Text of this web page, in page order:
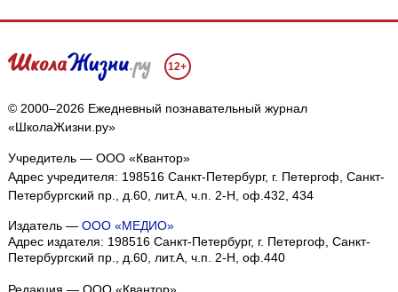
12+
© 2000–2026 Ежедневный познавательный журнал
«ШколаЖизни.ру»
Учредитель — ООО «Квантор»
Адрес учредителя: 198516 Санкт-Петербург, г. Петергоф, Санкт-
Петербургский пр., д.60, лит.А, ч.п. 2-Н, оф.432, 434
Издатель — ООО «МЕДИО»
Адрес издателя: 198516 Санкт-Петербург, г. Петергоф, Санкт-
Петербургский пр., д.60, лит.А, ч.п. 2-Н, оф.440
Редакция — ООО «Квантор»